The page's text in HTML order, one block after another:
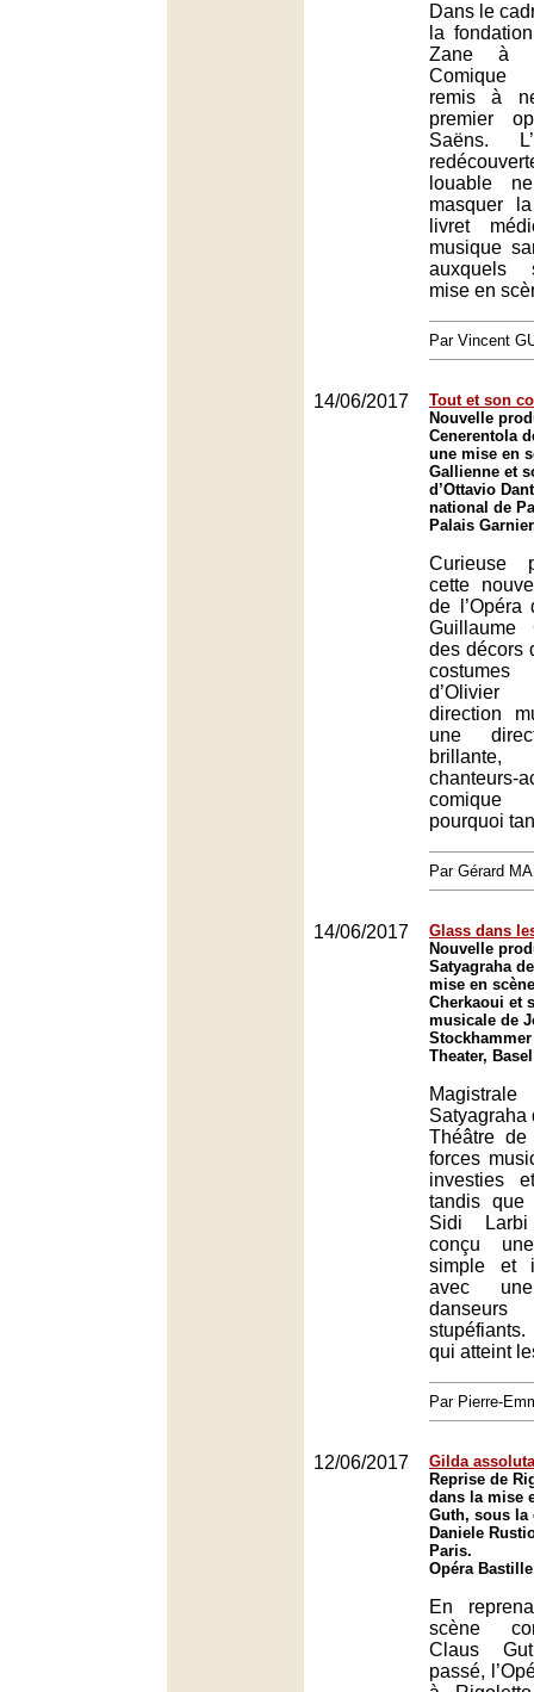
Dans le
la
Zane à
Comique
remis à
premier
Saëns.
louable
masquer
livret
musique
auxquels
mise en
Par Vincent
14/06/2017
Tout et son
Nouvelle
Cenerentola
une mise en
Gallienne et
d’Ottavio
national de
Palais
Curieuse
cette
de l’Opéra
Guillaume
des décors
direction
une
brillante,
comique
pourquoi
Par Gérard
14/06/2017
Glass dans
Nouvelle
Satyagraha
mise en
Cherkaoui et
musicale de
Theater, Basel
Satyagraha
Théâtre
forces
investies
tandis que
Sidi
conçu
simple et
avec
qui atteint
Par Pierre-
12/06/2017
Gilda assoluta
Reprise de
dans la mise
Guth, sous la
Daniele
Paris.
Opéra
En
scène
Claus
passé,